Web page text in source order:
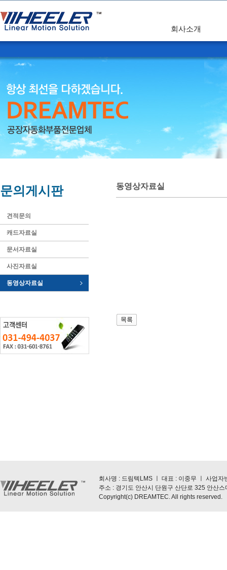
회사소개
문의게시판
견적문의
캐드자료실
문서자료실
사진자료실
동영상자료실
동영상자료실
회사명 : 드림텍LMS ㅣ 대표 : 이중무 ㅣ 사업
주소 : 경기도 안산시 단원구 산단로 325 안산
Copyright(c) DREAMTEC. All rights reserved.